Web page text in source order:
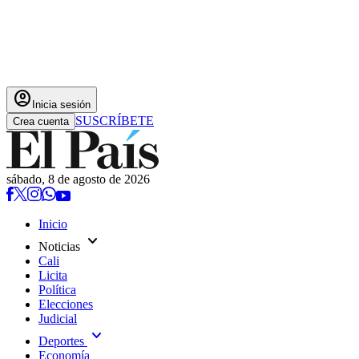
account_circle Inicia sesión
Crea cuenta SUSCRÍBETE
sábado, 8 de agosto de 2026
Inicio
Noticias expand_more
Cali
Licita
Política
Elecciones
Judicial
Deportes expand_more
Economía